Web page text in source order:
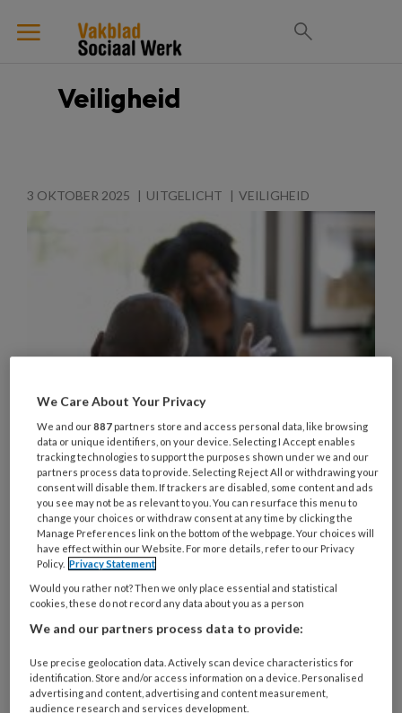
Veiligheid
3 OKTOBER 2025 UITGELICHT VEILIGHEID
Geweld tegen sociaal werkers
Begrip is waardevol, maar mag
niet grenzeloos zijn
Sociaal werkers die geweld meemaken, zijn zelden
geneigd daarvan aangifte te doen. De
professionele reflex om begrip te tonen, gaat al
gauw over in het onbedoeld accepteren van
grensoverschrijdend gedrag. In het sociaal werk
wordt geweld gezien als iets dat er ‘nu eenmaal bij
hoort'. Die opvatting zit diep verweven in de
We Care About Your Privacy
We and our887 partners store and access personal data, like browsing
data or unique identifiers, on your device. Selecting I Accept enables
tracking technologies to support the purposes shown under we and our
partners process data to provide. Selecting Reject All or withdrawing your
consent will disable them. If trackers are disabled, some content and ads
you see may not be as relevant to you. You can resurface this menu to
change your choices or withdraw consent at any time by clicking the
Manage Preferences link on the bottom of the webpage. Your choices will
have effect within our Website. For more details, refer to our Privacy
Policy. Privacy Statement
Would you rather not? Then we only place essential and statistical
cookies, these do not record any data about you as a person
We and our partners process data to provide:
Use precise geolocation data. Actively scan device characteristics for
identification. Store and/or access information on a device. Personalised
advertising and content, advertising and content measurement,
audience research and services development.